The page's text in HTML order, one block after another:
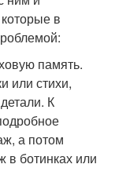
в
память.
или стихи,
К
а потом
в ботинках или